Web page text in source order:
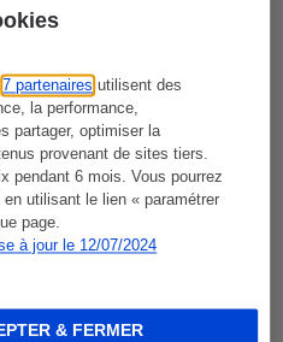
7 partenaires utilisent des
la performance,
partager, optimiser la
provenant de sites tiers.
pendant 6 mois. Vous pourrez
utilisant le lien « paramétrer
page.
à jour le 12/07/2024
& FERMER